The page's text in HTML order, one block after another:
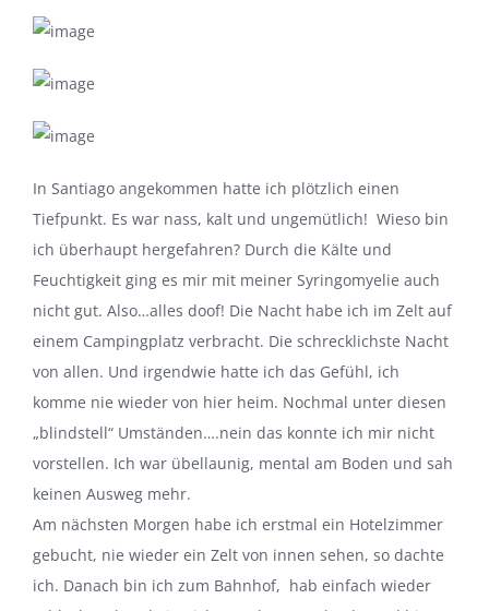
In Santiago angekommen hatte ich plötzlich einen
Tiefpunkt. Es war nass, kalt und ungemütlich! Wieso bin
ich überhaupt hergefahren? Durch die Kälte und
Feuchtigkeit ging es mir mit meiner Syringomyelie auch
nicht gut. Also…alles doof! Die Nacht habe ich im Zelt auf
einem Campingplatz verbracht. Die schrecklichste Nacht
von allen. Und irgendwie hatte ich das Gefühl, ich
komme nie wieder von hier heim. Nochmal unter diesen
„blindstell“ Umständen….nein das konnte ich mir nicht
vorstellen. Ich war übellaunig, mental am Boden und sah
keinen Ausweg mehr.
Am nächsten Morgen habe ich erstmal ein Hotelzimmer
gebucht, nie wieder ein Zelt von innen sehen, so dachte
ich. Danach bin ich zum Bahnhof, hab einfach wieder